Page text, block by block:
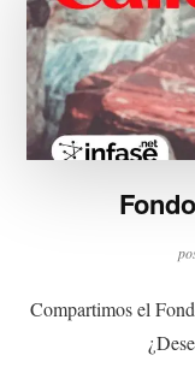
Compartimos el